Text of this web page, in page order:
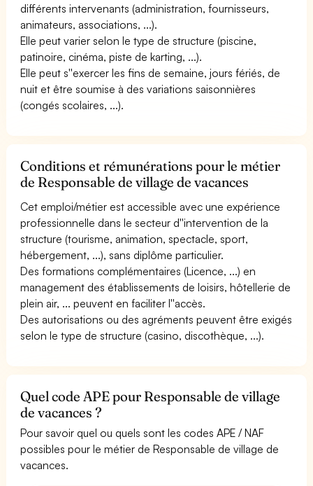
différents intervenants (administration, fournisseurs,
animateurs, associations, ...).
Elle peut varier selon le type de structure (piscine,
patinoire, cinéma, piste de karting, ...).
Elle peut s''exercer les fins de semaine, jours fériés, de
nuit et être soumise à des variations saisonnières
(congés scolaires, ...).
Conditions et rémunérations pour le métier
de Responsable de village de vacances
Cet emploi/métier est accessible avec une expérience
professionnelle dans le secteur d''intervention de la
structure (tourisme, animation, spectacle, sport,
hébergement, ...), sans diplôme particulier.
Des formations complémentaires (Licence, ...) en
management des établissements de loisirs, hôtellerie de
plein air, ... peuvent en faciliter l''accès.
Des autorisations ou des agréments peuvent être exigés
selon le type de structure (casino, discothèque, ...).
Quel code APE pour Responsable de village
de vacances ?
Pour savoir quel ou quels sont les codes APE / NAF
possibles pour le métier de Responsable de village de
vacances.